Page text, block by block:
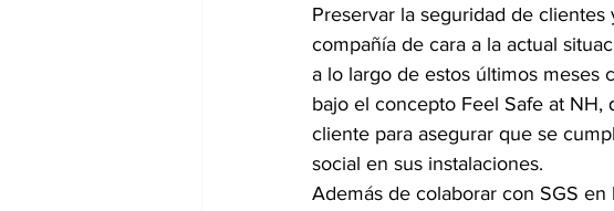
Preservar la seguridad de
compañía de cara a la actual
a lo largo de estos últimos meses
bajo el concepto Feel Safe at
cliente para asegurar que se
social en sus instalaciones.
Además de colaborar con SGS en